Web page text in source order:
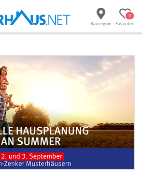
Bauregion
0
Favoriten